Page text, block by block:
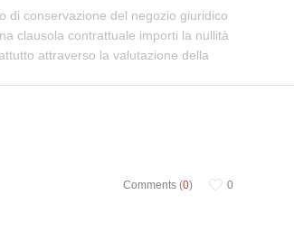
di conservazione del negozio giuridico
clausola contrattuale importi la nullità
attraverso la valutazione della
Comments (0) 0